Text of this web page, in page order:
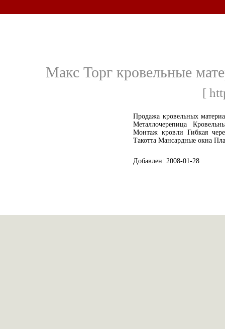
Макс Торг кровельные
[
Продажа кровельных
Металлочерепица
Монтаж кровли Гибкая
Такотта Мансардные окна
Добавлен: 2008-01-28